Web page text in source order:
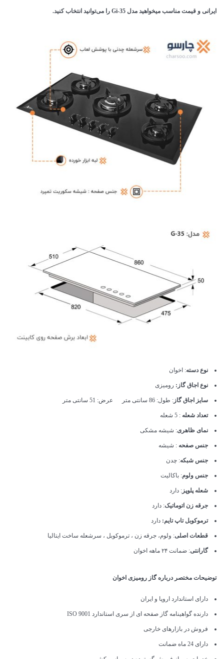
ایرانی و قیمت مناسب میخواهید مدل Gi-35 را می‌توانید انتخاب کنید.
نوع دسته: اخوان
نوع اجاق گاز: رومیزی
سایز اجاق گاز : طول: 86 سانتی متر عرض: 51 سانتی متر
تعداد شعله : 5 شعله
نمای ظاهری: شیشه مشکی
جنس صفحه : شیشه
جنس شبکه: چدن
جنس ولوم: باکالیت
شعله پلوپز : دارد
جرقه زن اتوماتیک: دارد
ترموکوبل تاپ تایم: دارد
قطعات اصلی: ولوم، جرقه زن ، ترموکوبل ، سرشعله ساخت ایتالیا
گارانتی: ضمانت ۲۴ ماهه اخوان
توضیحات مختصر درباره گاز رومیزی اخوان
دارای استاندارد اروپا و ایران
دارنده گواهینامه گاز صفحه ای از سری استاندارد ISO 9001
فروش در بازارهای خارجی
دارای 24 ماه ضمانت